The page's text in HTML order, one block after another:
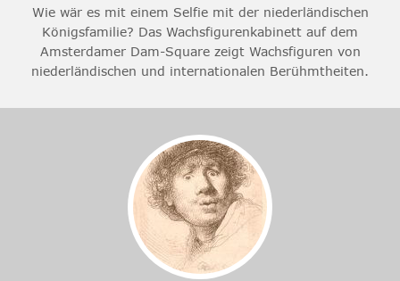
Wie wär es mit einem Selfie mit der niederländischen
Königsfamilie? Das Wachsfigurenkabinett auf dem
Amsterdamer Dam-Square zeigt Wachsfiguren von
niederländischen und internationalen Berühmtheiten.